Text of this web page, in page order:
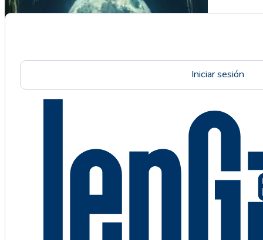
Iniciar sesión